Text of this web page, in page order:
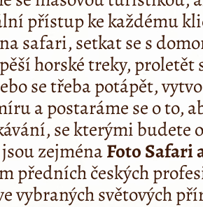
přístup ke každému
safari, setkat se s
horské treky, proletět
se třeba potápět,
a postaráme se o to,
se kterými budete
zejménaFoto Safari
předních českých
vybraných světových